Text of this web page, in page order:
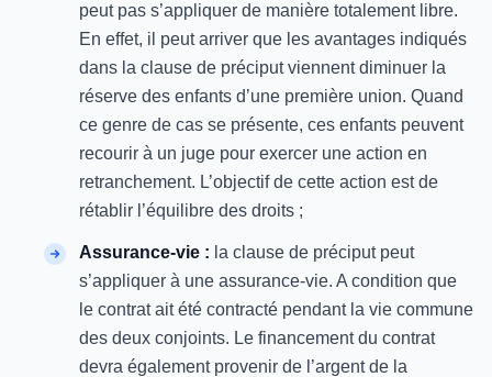
peut pas s’appliquer de manière totalement libre.
En effet, il peut arriver que les avantages indiqués
dans la clause de préciput viennent diminuer la
réserve des enfants d’une première union. Quand
ce genre de cas se présente, ces enfants peuvent
recourir à un juge pour exercer une action en
retranchement. L’objectif de cette action est de
rétablir l’équilibre des droits ;
Assurance-vie : la clause de préciput peut
s’appliquer à une assurance-vie. A condition que
le contrat ait été contracté pendant la vie commune
des deux conjoints. Le financement du contrat
devra également provenir de l’argent de la